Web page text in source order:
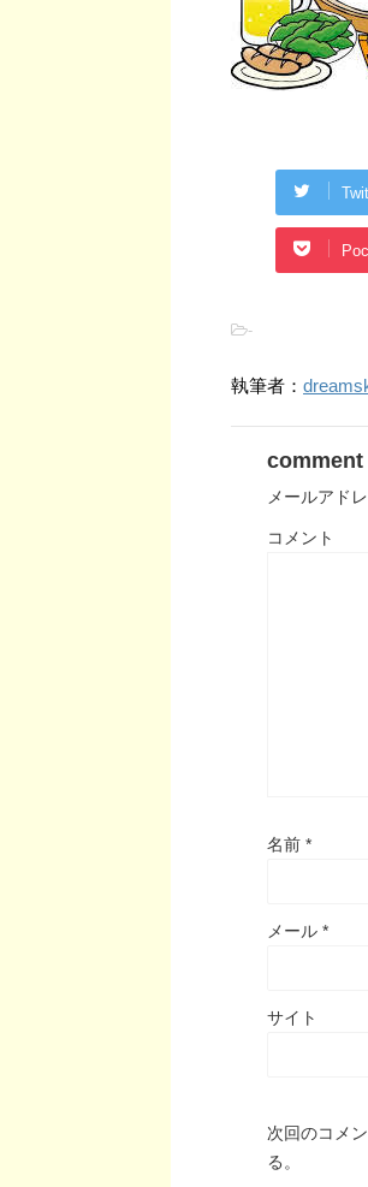
-
執筆者：
comment
メールアド
コメント
名前 *
メール *
サイト
次回のコメ
る。